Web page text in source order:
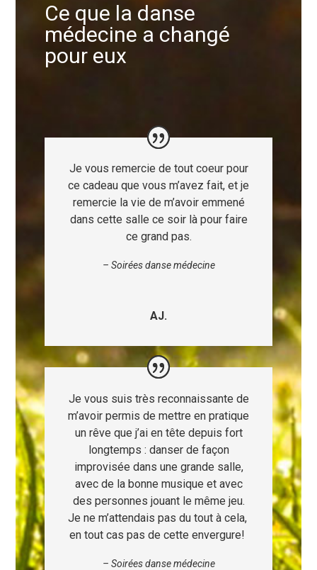
Ce que la danse
médecine a changé
pour eux
Je vous remercie de tout coeur pour
ce cadeau que vous m’avez fait, et je
remercie la vie de m’avoir emmené
dans cette salle ce soir là pour faire
ce grand pas.
– Soirées danse médecine
AJ.
Je vous suis très reconnaissante de
m’avoir permis de mettre en pratique
un rêve que j’ai en tête depuis fort
longtemps : danser de façon
improvisée dans une grande salle,
avec de la bonne musique et avec
des personnes jouant le même jeu.
Je ne m’attendais pas du tout à cela,
en tout cas pas de cette envergure!
– Soirées danse médecine